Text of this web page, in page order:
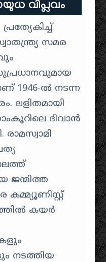
വിപ്ലവം
സമര
1946-ൽ നടന്ന
ലളിതമായി
ദിവാൻ
ജന്മിത്ത
കയർ
നടത്തിയ